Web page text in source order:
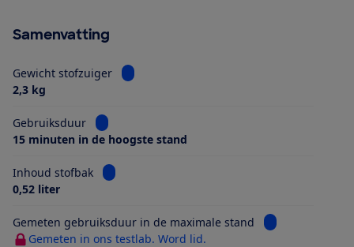
Samenvatting
Gewicht stofzuiger
Bekijk informatie voor Gewicht stofzuiger
2,3 kg
Gebruiksduur
Bekijk informatie voor Gebruiksduur
15 minuten in de hoogste stand
Inhoud stofbak
Bekijk informatie voor Inhoud stofbak
0,52 liter
Gemeten gebruiksduur in de maximale stand
Bekijk
Gemeten in ons testlab. Word lid.